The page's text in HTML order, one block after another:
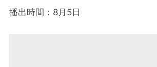
播出時間：8月5日